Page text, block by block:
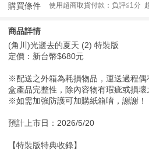
購買條件 使用超商取貨付款：負評≦1分
商品詳情
(角川)光逝去的夏天 (2) 特裝版
定價：新台幣$680元
※配送之外箱為耗損物品，運送過程
盒產品完整性，除內容物有瑕疵或損壞
※如需加強防護可加購紙箱唷，謝謝！
預計上市日：2026/5/20
【特裝版特典收錄】